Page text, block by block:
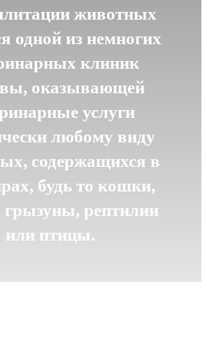
животных
одной из немногих
клиник
оказывающей
услуги
любому виду
содержащихся в
будь то кошки,
грызуны, рептилии
или птицы.